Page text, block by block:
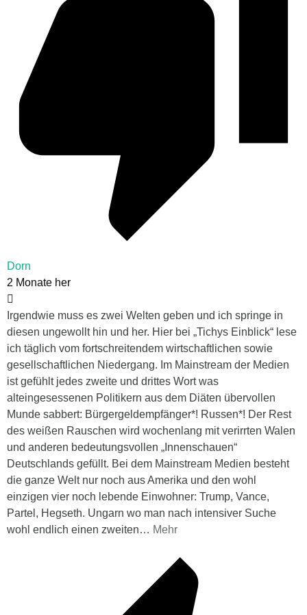
Dorn
2 Monate her
Irgendwie muss es zwei Welten geben und ich springe in
diesen ungewollt hin und her. Hier bei „Tichys Einblick“ lese
ich täglich vom fortschreitendem wirtschaftlichen sowie
gesellschaftlichen Niedergang. Im Mainstream der Medien
ist gefühlt jedes zweite und drittes Wort was
alteingesessenen Politikern aus dem Diäten übervollen
Munde sabbert: Bürgergeldempfänger*! Russen*! Der Rest
des weißen Rauschen wird wochenlang mit verirrten Walen
und anderen bedeutungsvollen „Innenschauen“
Deutschlands gefüllt. Bei dem Mainstream Medien besteht
die ganze Welt nur noch aus Amerika und den wohl
einzigen vier noch lebende Einwohner: Trump, Vance,
Partel, Hegseth. Ungarn wo man nach intensiver Suche
wohl endlich einen zweiten… Mehr